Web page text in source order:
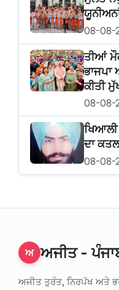
08-08-
ਤੀਆਂ
ਕੀਤੀ
08-08-
ਖਿਆਲੀ
ਦਾ
08-08-
ਅ ਅਜੀਤ -
ਅਜੀਤ ਤੁਰੰਤ, ਨਿਰਪੱਖ ਅਤੇ